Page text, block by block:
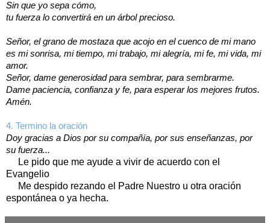
Sin que yo sepa cómo,
tu fuerza lo convertirá en un árbol precioso.
Señor, el grano de mostaza que acojo en el cuenco de mi mano
es mi sonrisa, mi tiempo, mi trabajo, mi alegría, mi fe, mi vida, mi
amor.
Señor, dame generosidad para sembrar, para sembrarme.
Dame paciencia, confianza y fe, para esperar los mejores frutos.
Amén.
4. Termino la oración
Doy gracias a Dios por su compañía, por sus enseñanzas, por
su fuerza...
Le pido que me ayude a vivir de acuerdo con el
Evangelio
Me despido rezando el Padre Nuestro u otra oración
espontánea o ya hecha.